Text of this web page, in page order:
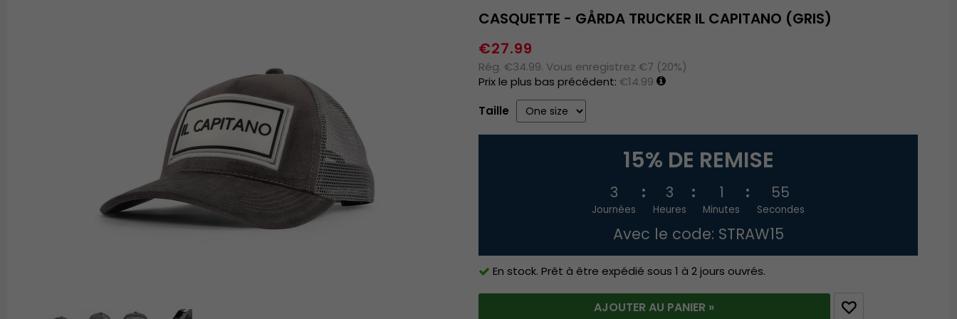
CASQUETTE - GÅRDA TRUCKER IL CAPITANO (GRIS)
€27.99
Rég. €34.99. Vous enregistrez €7 (20%)
Prix le plus bas précédent: €14.99
Taille
15% DE REMISE
3
Journées
3
Heures
1
Minutes
54
Secondes
Avec le code: STRAW15
En stock. Prêt à être expédié sous 1 à 2 jours ouvrés.
AJOUTER AU PANIER »